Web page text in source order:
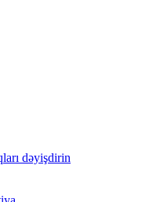
dəyişdirin